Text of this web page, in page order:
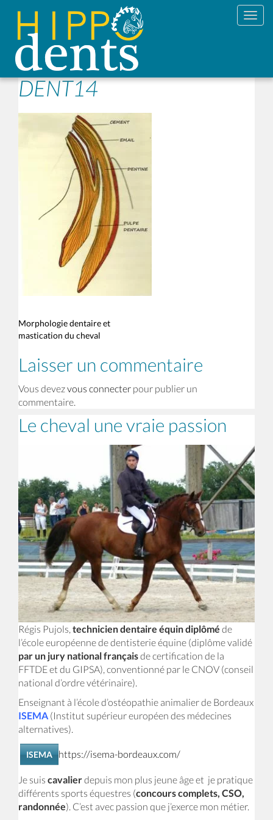
DENT14
Morphologie dentaire et
mastication du cheval
Laisser un commentaire
Vous devezvous connecter pour publier un
commentaire.
Le cheval une vraie passion
Régis Pujols, technicien dentaire équin diplômé de
l’école européenne de dentisterie équine (diplôme validé
par un jury national françaisde certification de la
FFTDE et du GIPSA), conventionné par le CNOV (conseil
national d’ordre vétérinaire).
Enseignant à l’école d’ostéopathie animalier de Bordeaux
ISEMA (Institut supérieur européen des médecines
alternatives).
ISEMA https://isema-bordeaux.com/
Je suis cavalierdepuis mon plus jeune âge et je pratique
différents sports équestres (concours complets, CSO,
randonnée). C’est avec passion que j’exerce mon métier.